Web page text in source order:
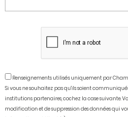
Renseignements utilisés uniquement par
Si vous ne souhaitez pas qu'ils soient
institutions partenaires, cochez la case suivante.
modification et de suppression des données qui